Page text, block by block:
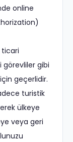
online
ticari
görevliler gibi
geçerlidir.
turistik
ülkeye
veya geri